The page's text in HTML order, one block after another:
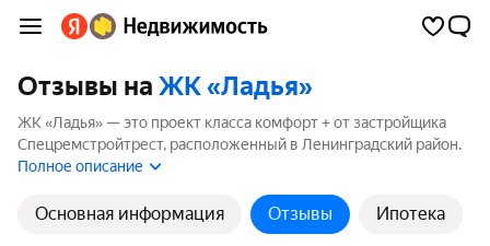
Отзывы на ЖК «Ладья»
ЖК «Ладья» — это проект класса комфорт + от застройщика
Спецремстройтрест, расположенный в Ленинградский район.
Комплекс включает 7 корпусов высотой до 0 этажей. Если вы
отзывами покупателей и жителей района. Мы рассчитали
рейтинг на основе 37 отзывов, чтобы помочь вам сделать
Полное описание
Основная информация Отзывы Ипотека